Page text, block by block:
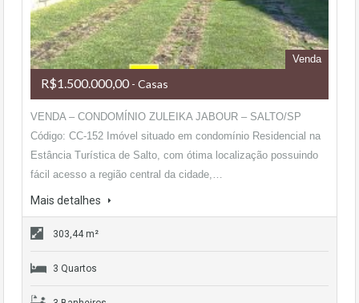
Venda
R$1.500.000,00 - Casas
VENDA – CONDOMÍNIO ZULEIKA JABOUR – SALTO/SP
Código: CC-152 Imóvel situado em condomínio Residencial na
Estância Turística de Salto, com ótima localização possuindo
fácil acesso a região central da cidade,…
Mais detalhes
303,44 m²
3 Quartos